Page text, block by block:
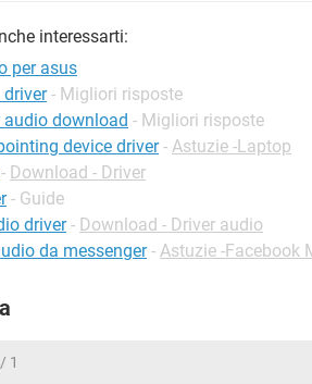
interessarti:
per asus
- Migliori risposte
audio download - Migliori risposte
device driver - Astuzie -Laptop
- Download - Driver
- Guide
driver - Download - Driver audio
da messenger - Astuzie -Facebook
1